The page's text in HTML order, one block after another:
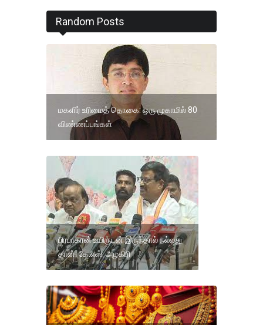
Random Posts
மகளிர் உரிமைத் தொகை: ஒரு முகாமில் 80
விண்ணப்பங்கள்
பிரபாகரன் உயிருடன் இருந்தால் நல்லது
தான்: கே.எஸ். அழகிரி